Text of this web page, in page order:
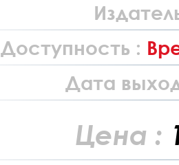
Доступность :
Дата
Цена :